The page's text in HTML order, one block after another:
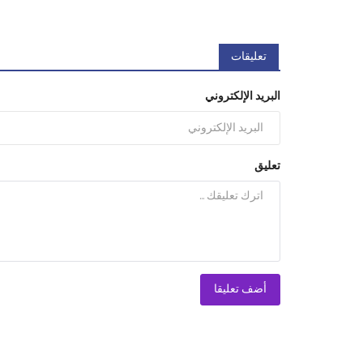
تعليقات
البريد الإلكتروني
تعليق
أضف تعليقا